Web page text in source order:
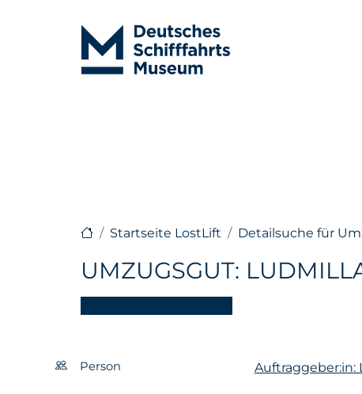
Startseite LostLift Detailsuche für
UMZUGSGUT:
Person Auftraggeber:in: